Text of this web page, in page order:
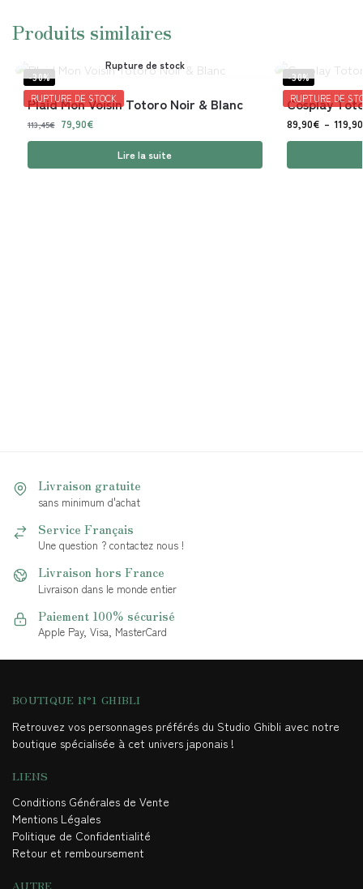
Produits similaires
-30%
RUPTURE DE STOCK
Rupture de stock
Plaid Mon Voisin Totoro Noir & Blanc
113,45€ 79,90€
Lire la suite
-30%
RUPTURE DE
Cosplay
89,90€ – 119,90
Livraison gratuite
sans minimum d'achat
Service Français
Une question ? contactez nous !
Livraison hors France
Livraison dans le monde entier
Paiement 100% sécurisé
Apple Pay, Visa, MasterCard
BOUTIQUE N°1 GHIBLI
Retrouvez vos personnages préférés du Studio Ghibli avec notre
boutique spécialisée à cet univers japonais !
LIENS
Conditions Générales de Vente
Mentions Légales
Politique de Confidentialité
Retour et remboursement
AUTRE